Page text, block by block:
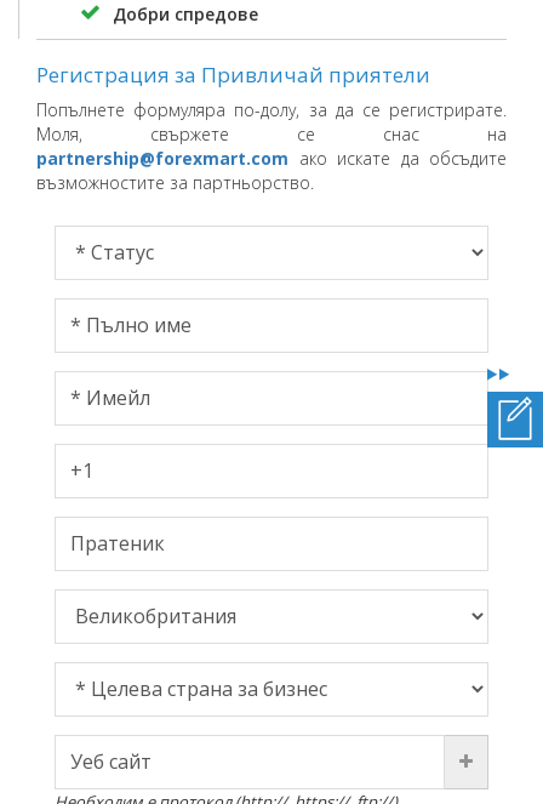
Добри спредове
Регистрация за Привличай приятели
Попълнете формуляра по-долу, за да се регистрирате.
Моля, свържете се снас на
partnership@forexmart.com ако искате да обсъдите
възможностите за партньорство.